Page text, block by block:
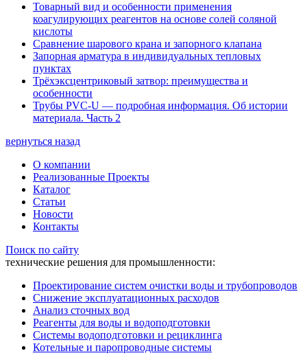
Товарный вид и особенности применения
коагулирующих реагентов на основе солей соляной
кислоты
Сравнение шарового крана и запорного клапана
Запорная арматура в индивидуальных тепловых
пунктах
Трёхэксцентриковый затвор: преимущества и
особенности
Трубы PVC-U — подробная информация. Об истории
материала. Часть 2
вернуться назад
О компании
Реализованные Проекты
Каталог
Статьи
Новости
Контакты
Поиск по сайту
технические решения для промышленности:
Проектирование систем очистки воды и трубопроводов
Снижение эксплуатационных расходов
Анализ сточных вод
Реагенты для воды и водоподготовки
Системы водоподготовки и рециклинга
Котельные и паропроводные системы